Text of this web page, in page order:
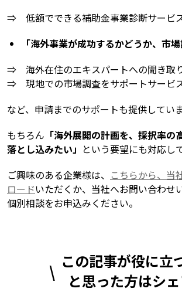
⇒ 低額でできる補助金事業診断サービ
「海外事業が成功するかどうか、市場
⇒ 海外在住のエキスパートへの聞き取
⇒ 現地での市場調査をサポートサービ
など、申請までのサポートも提供していま
もちろん 「海外展開の計画を、採択率の
落とし込みたい」 という要望にも対応し
ご興味のある企業様は、 こちらから、当
ロードいただくか、当社へお問い合わせ
個別相談をお申込みください。
この記事が役に立
と思った方はシ